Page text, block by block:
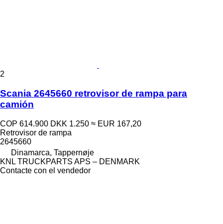
2
Scania 2645660 retrovisor de rampa para
camión
COP 614.900 DKK 1.250 ≈ EUR 167,20
Retrovisor de rampa
2645660
Dinamarca, Tappernøje
KNL TRUCKPARTS APS – DENMARK
Contacte con el vendedor